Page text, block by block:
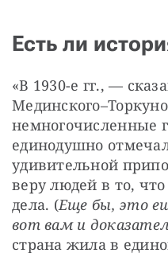
Есть ли
«В 1930-е гг., —
немногочисленные
единодушно
удивительной
веру людей в то,
дела. (Еще бы, это
вот вам и
страна жила в